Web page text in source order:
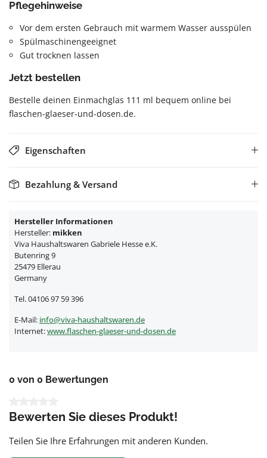
Pflegehinweise
Vor dem ersten Gebrauch mit warmem Wasser ausspülen
Spülmaschinengeeignet
Gut trocknen lassen
Jetzt bestellen
Bestelle deinen Einmachglas 111 ml bequem online bei
flaschen-glaeser-und-dosen.de.
Eigenschaften
Bezahlung & Versand
Hersteller Informationen
Hersteller: mikken
Viva Haushaltswaren Gabriele Hesse e.K.
Butenring 9
25479 Ellerau
Germany
Tel. 04106 97 59 396
E-Mail: info@viva-haushaltswaren.de
Internet:www.flaschen-glaeser-und-dosen.de
0 von 0 Bewertungen
Bewerten Sie dieses Produkt!
Teilen Sie Ihre Erfahrungen mit anderen Kunden.